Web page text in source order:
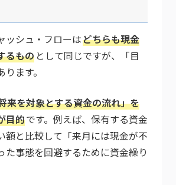
ッシュ・フローはどちらも現金
るもの として同じですが、「目
ます。
来を対象とする資金の流れ」を
目的です。例えば、保有する資金
額と比較して「来月には現金が不
た事態を回避するために資金繰り